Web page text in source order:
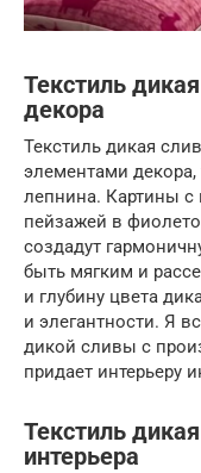
Текстиль
декора
Текстиль дикая
элементами
лепнина. Картины
пейзажей в
создадут
быть мягким и
и глубину цвета
и элегантности. Я
дикой сливы с
придает интерьеру
Текстиль
интерьера